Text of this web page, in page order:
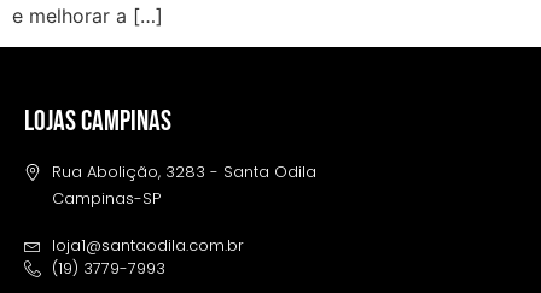
e melhorar a […]
LOJAS CAMPINAS
Rua Abolição, 3283 - Santa Odila
Campinas-SP
loja1@santaodila.com.br
(19) 3779-7993